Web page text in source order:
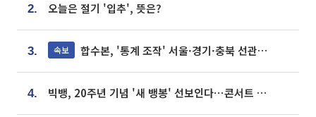
2. 오늘은 절기 '입추', 뜻은?
3. 속보 합수본, '통계 조작' 서울·경기·충북 선관위 등 추가 압수수색
4. 빅뱅, 20주년 기념 '새 뱅봉' 선보인다⋯콘서트 앞두고 팝업 개최